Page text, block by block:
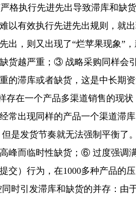
执行先进先出导致滞库和缺
以有效执行先进先出规则，就
，则又出现了“烂苹果现象”
货越严重；③ 战略采购同样会
的滞库或者缺货，这是中长期
在一个产品多渠道销售的现
出现同样的产品一个渠道滞
是发货节奏就无法强制平衡了
峰而临时性缺货；⑥ 过度强调
）行为，在1000多种产品的
引发滞库和缺货的并存：由